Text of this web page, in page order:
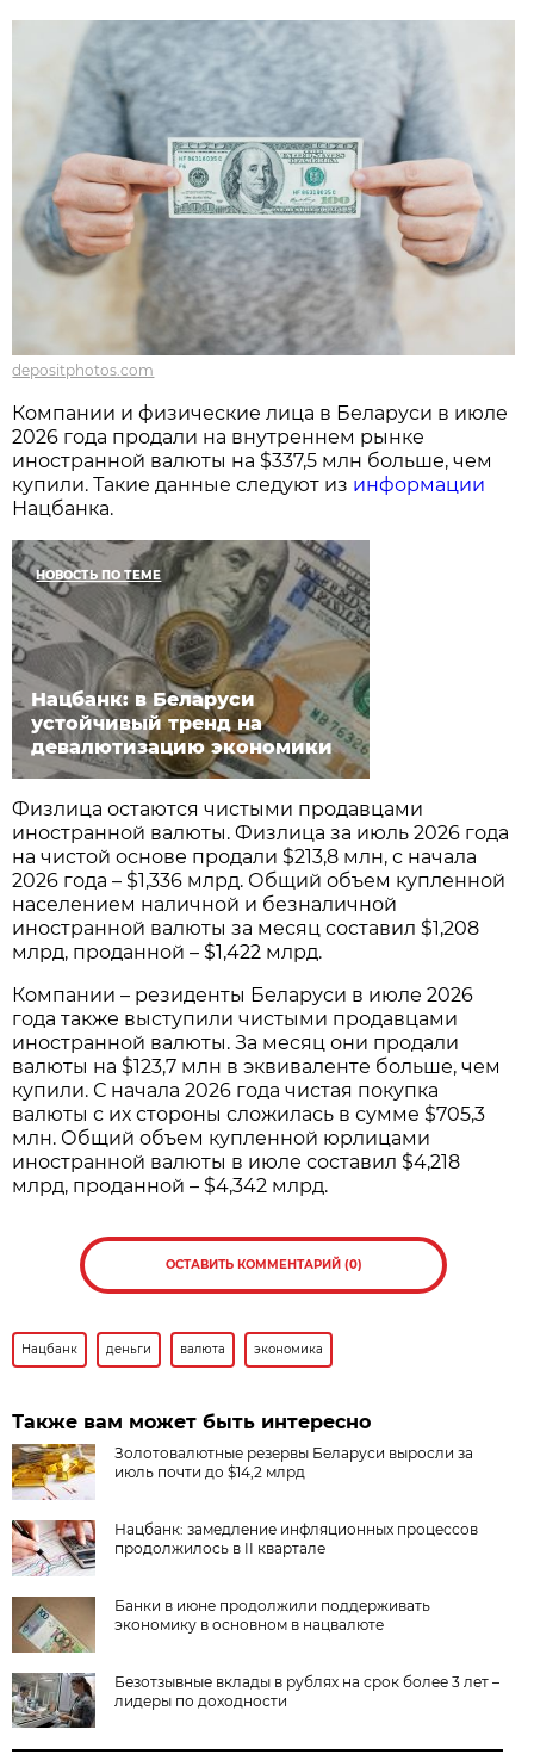
depositphotos.com
Компании и физические лица в Беларуси в июле
2026 года продали на внутреннем рынке
иностранной валюты на $337,5 млн больше, чем
купили. Такие данные следуют из информации
Нацбанка.
НОВОСТЬ ПО ТЕМЕ
Нацбанк: в Беларуси
устойчивый тренд на
девалютизацию экономики
Физлица остаются чистыми продавцами
иностранной валюты. Физлица за июль 2026 года
на чистой основе продали $213,8 млн, с начала
2026 года – $1,336 млрд. Общий объем купленной
населением наличной и безналичной
иностранной валюты за месяц составил $1,208
млрд, проданной – $1,422 млрд.
Компании – резиденты Беларуси в июле 2026
года также выступили чистыми продавцами
иностранной валюты. За месяц они продали
валюты на $123,7 млн в эквиваленте больше, чем
купили. С начала 2026 года чистая покупка
валюты с их стороны сложилась в сумме $705,3
млн. Общий объем купленной юрлицами
иностранной валюты в июле составил $4,218
млрд, проданной – $4,342 млрд.
ОСТАВИТЬ КОММЕНТАРИЙ (0)
Нацбанк деньги валюта экономика
Также вам может быть интересно
Золотовалютные резервы Беларуси выросли за
июль почти до $14,2 млрд
Нацбанк: замедление инфляционных процессов
продолжилось в II квартале
Банки в июне продолжили поддерживать
экономику в основном в нацвалюте
Безотзывные вклады в рублях на срок более 3 лет –
лидеры по доходности